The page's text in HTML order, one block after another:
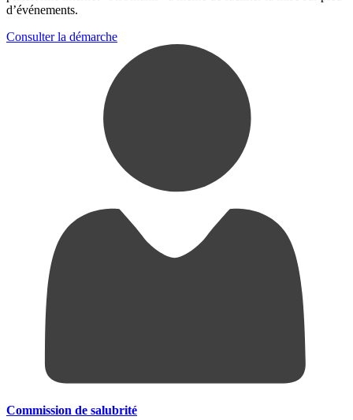
d’événements.
Consulter la démarche
Commission de salubrité